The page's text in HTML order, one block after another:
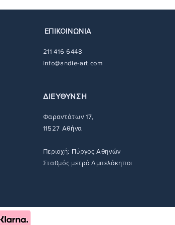
Υπογραφή:Υπογεγραμμένο και αρίθμηση στο
Πιστοποιητικό αυθεντικότητας:
υπογραφή του καλλιτέχνη.
με τις διαδικασίες αποστολής
ΕΠΙΚΟΙΝΩΝΙΑ
211 416 6448
info@andie-art.com
ΔΙΕΥΘΥΝΣΗ
Φαραντάτων 17,
11527 Αθήνα
Περιοχή: Πύργος Αθηνών
Σταθμός μετρό Αμπελόκηποι